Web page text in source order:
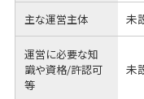
主な運営主体 未
運営に必要な知
識や資格/許認可
等
未